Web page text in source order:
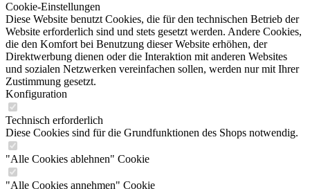
Cookie-Einstellungen
Diese Website benutzt Cookies, die für den technischen Betrieb der
Website erforderlich sind und stets gesetzt werden. Andere Cookies,
die den Komfort bei Benutzung dieser Website erhöhen, der
Direktwerbung dienen oder die Interaktion mit anderen Websites
und sozialen Netzwerken vereinfachen sollen, werden nur mit Ihrer
Zustimmung gesetzt.
Konfiguration
Technisch erforderlich
Diese Cookies sind für die Grundfunktionen des Shops notwendig.
"Alle Cookies ablehnen" Cookie
"Alle Cookies annehmen" Cookie